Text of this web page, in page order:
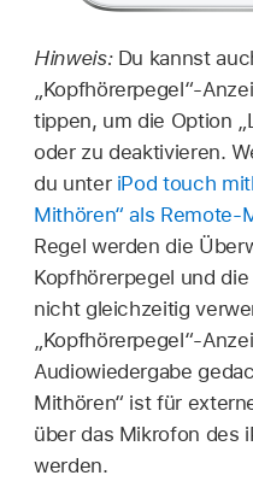
Hinweis: Du kannst
„Kopfhörerpegel“-
tippen, um die Option
oder zu deaktivieren.
du unter iPod touch
Mithören“ als Remote-
Regel werden die
Kopfhörerpegel und
nicht gleichzeitig
„Kopfhörerpegel“-
Audiowiedergabe
Mithören“ ist für
über das Mikrofon des
werden.